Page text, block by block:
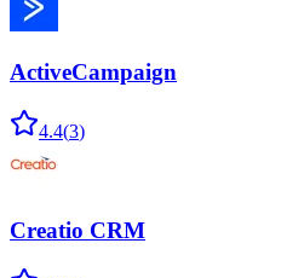
ActiveCampaign
4.4(3)
Creatio CRM